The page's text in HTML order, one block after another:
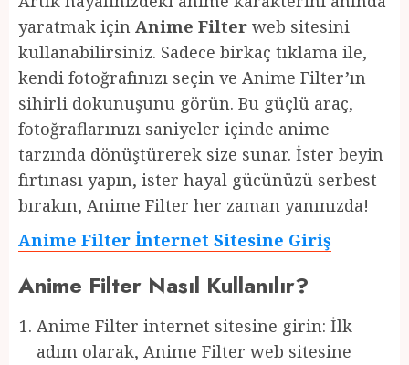
yaratmak için Anime Filter web sitesini
kullanabilirsiniz. Sadece birkaç tıklama ile,
kendi fotoğrafınızı seçin ve Anime Filter’ın
sihirli dokunuşunu görün. Bu güçlü araç,
fotoğraflarınızı saniyeler içinde anime
tarzında dönüştürerek size sunar. İster beyin
fırtınası yapın, ister hayal gücünüzü serbest
bırakın, Anime Filter her zaman yanınızda!
Anime Filter İnternet Sitesine Giriş
Anime Filter Nasıl Kullanılır?
Anime Filter internet sitesine girin: İlk
adım olarak, Anime Filter web sitesine